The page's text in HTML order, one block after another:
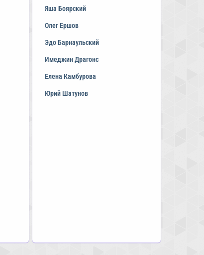
Яша Боярский
Олег Ершов
Эдо Барнаульский
Имеджин Драгонс
Елена Камбурова
Юрий Шатунов